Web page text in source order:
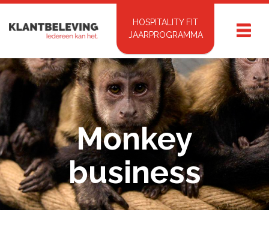
HOSPITALITY FIT
JAARPROGRAMMA
Monkey
business